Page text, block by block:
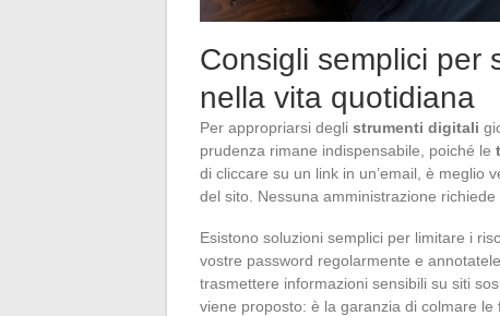
Consigli semplici per
nella vita quotidiana
Per appropriarsi degli strumenti digitali
prudenza rimane indispensabile, poiché le
di cliccare su un link in un’email, è meglio
del sito. Nessuna amministrazione
Esistono soluzioni semplici per limitare i
vostre password regolarmente e
trasmettere informazioni sensibili su siti
viene proposto: è la garanzia di colmare le